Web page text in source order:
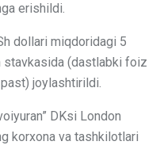
erishildi.
dollari miqdoridagi 5
stavkasida (dastlabki foiz
joylashtirildi.
DKsi London
korxona va tashkilotlari